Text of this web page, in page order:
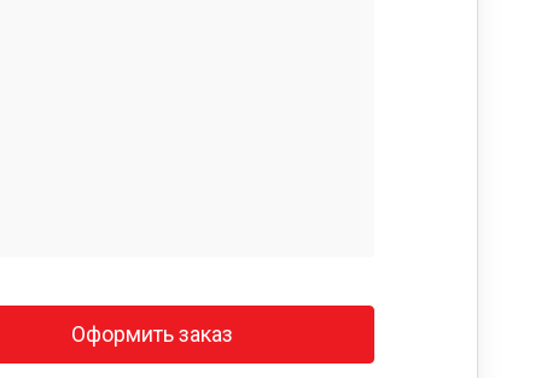
Оформить заказ